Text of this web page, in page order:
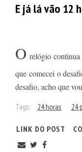
E já lá vão 12
O relógio
que comecei o
desafio, acho que
Tags: 24 horas 24
LINK DO POST